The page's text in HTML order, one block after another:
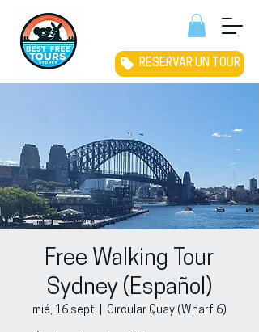
RESERVAR UN TOUR
Free Walking Tour
Sydney (Español)
mié, 16 sept Circular Quay (Wharf 6)